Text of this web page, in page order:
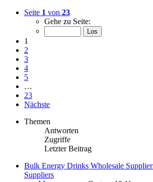
Seite 1 von 23
Gehe zu Seite:
1
2
3
4
5
…
23
Nächste
Themen
Antworten
Zugriffe
Letzter Beitrag
Bulk Energy Drinks Wholesale
Suppliers